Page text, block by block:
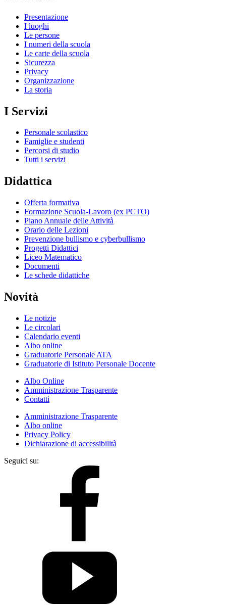
Presentazione
I luoghi
Le persone
I numeri della scuola
Le carte della scuola
Sicurezza
Privacy
Organizzazione
La storia
I Servizi
Personale scolastico
Famiglie e studenti
Percorsi di studio
Tutti i servizi
Didattica
Offerta formativa
Formazione Scuola-Lavoro (ex PCTO)
Piano Annuale delle Attività
Orario delle Lezioni
Prevenzione bullismo e cyberbullismo
Progetti Didattici
Liceo Matematico
Documenti
Le schede didattiche
Novità
Le notizie
Le circolari
Calendario eventi
Albo online
Graduatorie Personale ATA
Graduatorie di Istituto Personale Docente
Albo Online
Amministrazione Trasparente
Contatti
Amministrazione Trasparente
Albo online
Privacy Policy
Dichiarazione di accessibilità
Seguici su: